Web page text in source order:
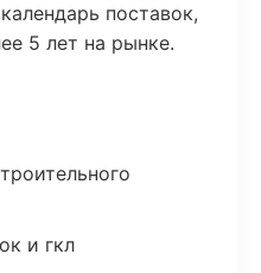
поставок,
5 лет на рынке.
и гкл